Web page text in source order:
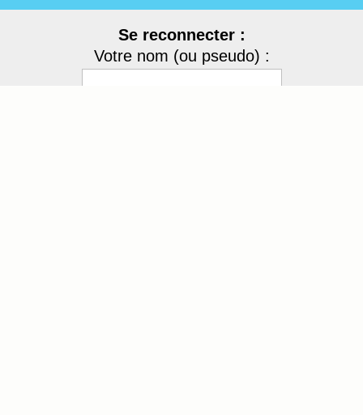
Se reconnecter :
Votre nom (ou pseudo) :